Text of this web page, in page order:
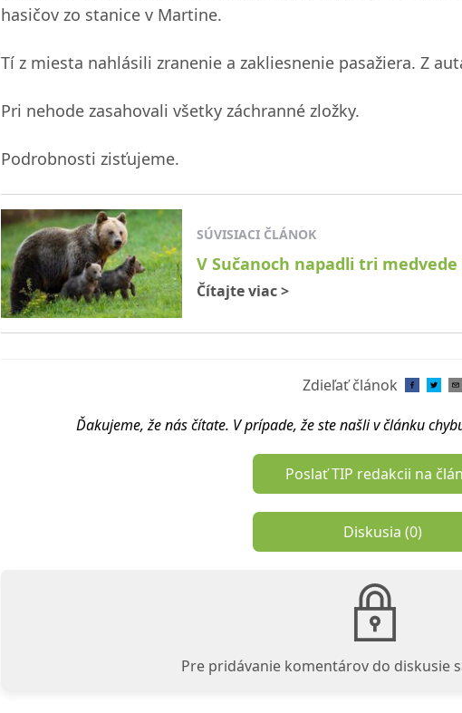
hasičov zo stanice v Martine.
Tí z miesta nahlásili zranenie a zakliesnenie pasažiera. Z
Pri nehode zasahovali všetky záchranné zložky.
Podrobnosti zisťujeme.
SÚVISIACI ČLÁNOK
V Sučanoch napadli tri
Čítajte viac>
Zdieľať článok
Ďakujeme, že nás čítate. V prípade, že ste našli v článku
Poslať TIP redakcii na
Diskusia (0)
Pre pridávanie komentárov do diskusie